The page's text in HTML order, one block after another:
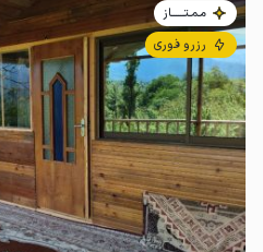
مـمـتــــــاز
رزرو فوری